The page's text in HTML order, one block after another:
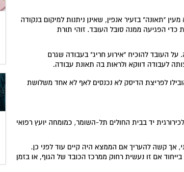
"תאונה" בזעיר אנפין, שאינן ניתנות למיקום בנקודה
כדי הפגיעה ממנה סובל העובד. זוהי תורת
העובד להוכיח "אירוע חריג" בעבודה שגרם
לעבודה דווקא ולראות בה תאונת עבודה.
לפריצת הדיסק לא נכנסים לאף לא אחד משלושת
יד בבית החולים תל-השומר, כמומחה יועץ רפואי
אך קשה להעריך אם הממצא היה קיים עוד לפני כן.
אם זו נעשית רחוק ממרכז הכובד של הגוף, או בזמן